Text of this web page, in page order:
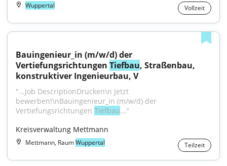
Wuppertal Vollzeit
Bauingenieur_in (m/w/d) der
Vertiefungsrichtungen Tiefbau, Straßenbau,
konstruktiver Ingenieurbau, V
"...Job DescriptionDrucken\n Jetzt
bewerben!\nBauingenieur_in (m/w/d) der
Vertiefungsrichtungen Tiefbau..."
Kreisverwaltung Mettmann
Mettmann, RaumWuppertal Teilzeit